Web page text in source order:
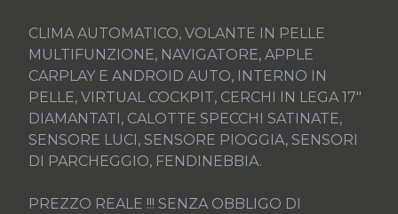
CLIMA AUTOMATICO, VOLANTE IN PELLE
MULTIFUNZIONE, NAVIGATORE, APPLE
CARPLAY E ANDROID AUTO, INTERNO IN
PELLE, VIRTUAL COCKPIT, CERCHI IN LEGA 17"
DIAMANTATI, CALOTTE SPECCHI SATINATE,
SENSORE LUCI, SENSORE PIOGGIA, SENSORI
DI PARCHEGGIO, FENDINEBBIA.
PREZZO REALE !!! SENZA OBBLIGO DI